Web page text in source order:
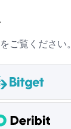
ご覧ください。